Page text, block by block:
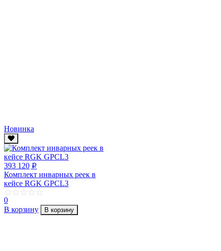
Новинка
393 120 p
Комплект инварных реек в
кейсе RGK GPCL3
0
В корзину
В корзину